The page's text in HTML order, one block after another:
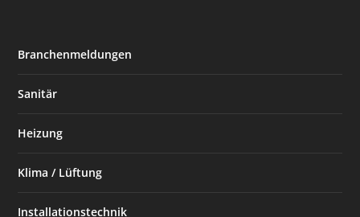
Branchenmeldungen
Sanitär
Heizung
Klima / Lüftung
Installationstechnik